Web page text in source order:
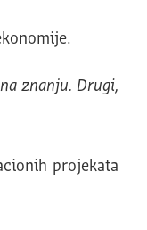
znanju. Drugi,
projekata